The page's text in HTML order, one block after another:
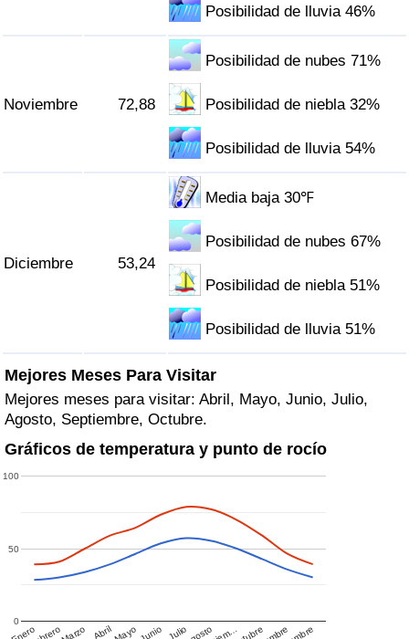
Posibilidad de lluvia 46%
Noviembre 72,88
Posibilidad de nubes 71%
Posibilidad de niebla 32%
Posibilidad de lluvia 54%
Diciembre 53,24
Media baja 30℉
Posibilidad de nubes 67%
Posibilidad de niebla 51%
Posibilidad de lluvia 51%
Mejores Meses Para Visitar
Mejores meses para visitar: Abril, Mayo, Junio, Julio,
Agosto, Septiembre, Octubre.
Gráficos de temperatura y punto de rocío
Enero Marzo AbrilMayo Junio Julio
0
50
100